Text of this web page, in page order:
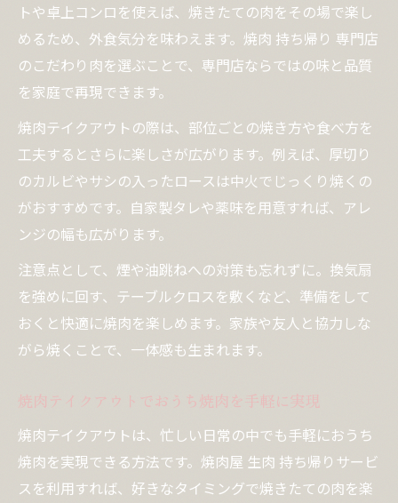
トや卓上コンロを使えば、焼きたての肉をその場で楽し
めるため、外食気分を味わえます。焼肉 持ち帰り 専門店
のこだわり肉を選ぶことで、専門店ならではの味と品質
を家庭で再現できます。
焼肉テイクアウトの際は、部位ごとの焼き方や食べ方を
工夫するとさらに楽しさが広がります。例えば、厚切り
のカルビやサシの入ったロースは中火でじっくり焼くの
がおすすめです。自家製タレや薬味を用意すれば、アレ
ンジの幅も広がります。
注意点として、煙や油跳ねへの対策も忘れずに。換気扇
を強めに回す、テーブルクロスを敷くなど、準備をして
おくと快適に焼肉を楽しめます。家族や友人と協力しな
がら焼くことで、一体感も生まれます。
焼肉テイクアウトでおうち焼肉を手軽に実現
焼肉テイクアウトは、忙しい日常の中でも手軽におうち
焼肉を実現できる方法です。焼肉屋 生肉 持ち帰りサービ
スを利用すれば、好きなタイミングで焼きたての肉を楽